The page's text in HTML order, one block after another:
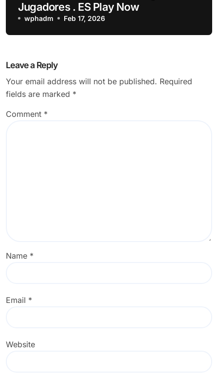
Jugadores . ES Play Now
wphadm Feb 17, 2026
Leave a Reply
Your email address will not be published. Required
fields are marked *
Comment *
Name *
Email *
Website